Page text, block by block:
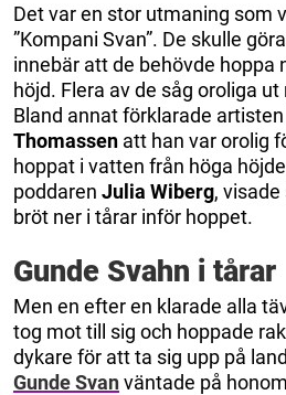
Det var en stor utmaning som
”Kompani Svan”. De skulle
innebär att de behövde hoppa
höjd. Flera av de såg oroliga
Bland annat förklarade artisten
Thomassen att han var orolig
hoppat i vatten från höga
poddaren Julia Wiberg,
bröt ner i tårar inför hoppet.
Gunde Svahn i tårar
Men en efter en klarade alla
tog mot till sig och hoppade
dykare för att ta sig upp på
Gunde Svanväntade på